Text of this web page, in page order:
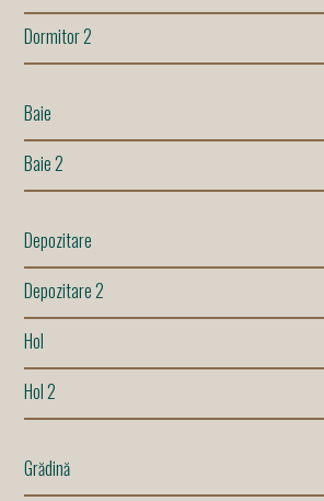
Dormitor 2
Baie
Baie 2
Depozitare
Depozitare 2
Hol
Hol 2
Grădină